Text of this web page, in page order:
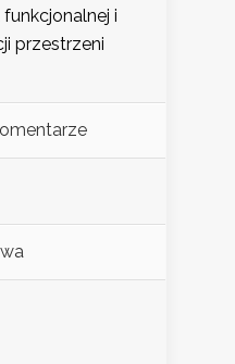
i
przestrzeni